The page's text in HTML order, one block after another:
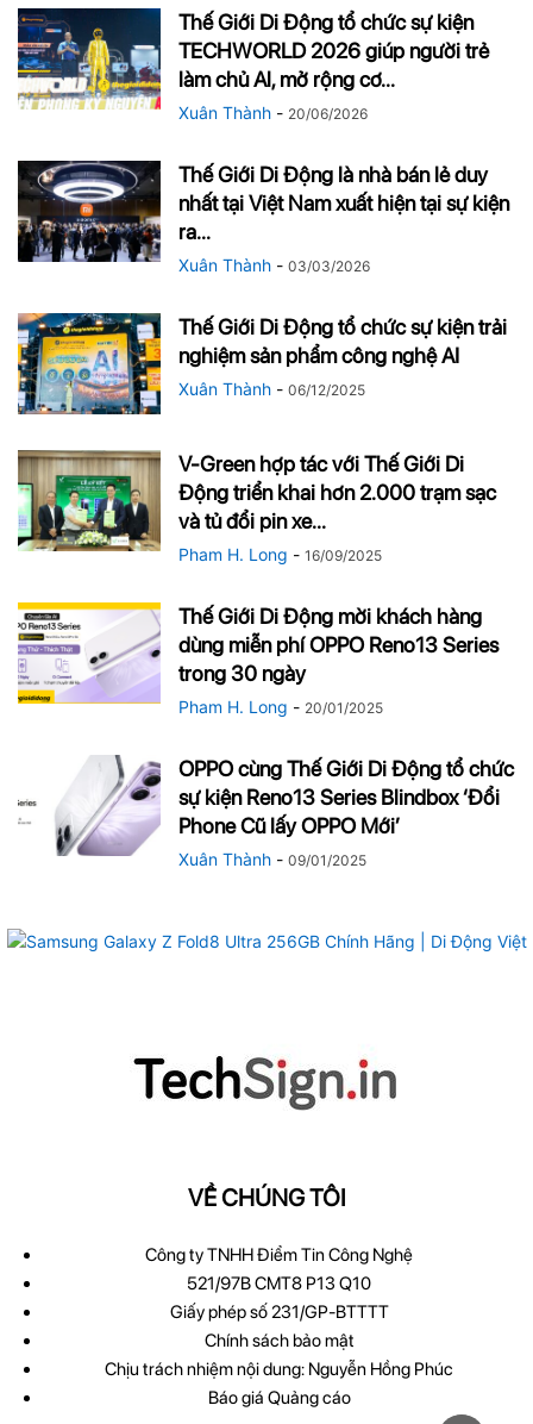
Thế Giới Di Động tổ chức sự kiện
TECHWORLD 2026 giúp người trẻ
làm chủ Al, mở rộng cơ...
Xuân Thành - 20/06/2026
Thế Giới Di Động là nhà bán lẻ duy
nhất tại Việt Nam xuất hiện tại sự kiện
ra...
Xuân Thành - 03/03/2026
Thế Giới Di Động tổ chức sự kiện trải
nghiệm sản phẩm công nghệ AI
Xuân Thành - 06/12/2025
V-Green hợp tác với Thế Giới Di
Động triển khai hơn 2.000 trạm sạc
và tủ đổi pin xe...
Pham H. Long - 16/09/2025
Thế Giới Di Động mời khách hàng
dùng miễn phí OPPO Reno13 Series
trong 30 ngày
Pham H. Long - 20/01/2025
OPPO cùng Thế Giới Di Động tổ chức
sự kiện Reno13 Series Blindbox ‘Đổi
Phone Cũ lấy OPPO Mới’
Xuân Thành - 09/01/2025
VỀ CHÚNG TÔI
Công ty TNHH Điểm Tin Công Nghệ
521/97B CMT8 P13 Q10
Giấy phép số 231/GP-BTTTT
Chính sách bảo mật
Chịu trách nhiệm nội dung: Nguyễn Hồng Phúc
Báo giá Quảng cáo